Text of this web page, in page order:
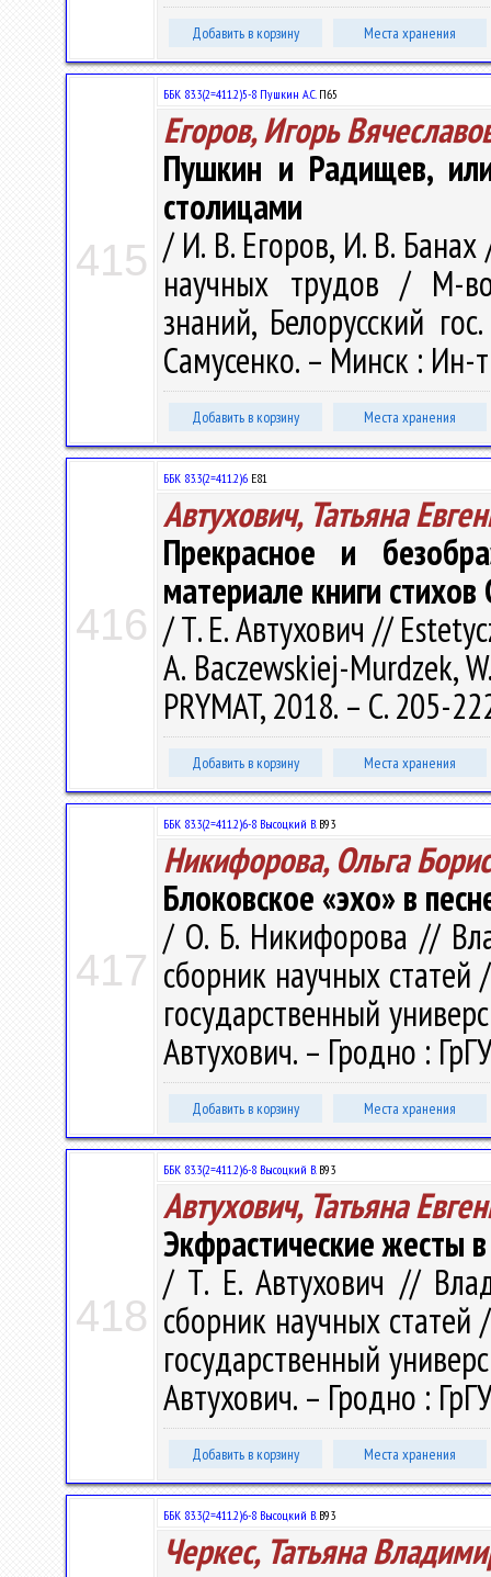
Добавить в корзину Места хранения
415
ББК 83.3(2=411.2)5-8 Пушкин А.С.П65
Егоров, Игорь
Пушкин и Радищев,
столицами
/ И. В. Егоров, И. В.
научных трудов / М-
знаний, Белорусский
Самусенко. – Минск : Ин-
Добавить в корзину Места хранения
416
ББК 83.3(2=411.2)6 E81
Автухович, Татьяна
Прекрасное и
материале книги стихов
/ Т. Е. Автухович //
A. Baczewskiej-Murdzek,
PRYMAT, 2018. – С. 205-
Добавить в корзину Места хранения
417
ББК 83.3(2=411.2)6-8 Высоцкий В.В93
Никифорова, Ольга
Блоковское «эхо» в
/ О. Б. Никифорова //
сборник научных
государственный
Автухович. – Гродно :
Добавить в корзину Места хранения
418
ББК 83.3(2=411.2)6-8 Высоцкий В.В93
Автухович, Татьяна
Экфрастические жесты
/ Т. Е. Автухович //
сборник научных
государственный
Автухович. – Гродно :
Добавить в корзину Места хранения
ББК 83.3(2=411.2)6-8 Высоцкий В.В93
Черкес, Татьяна